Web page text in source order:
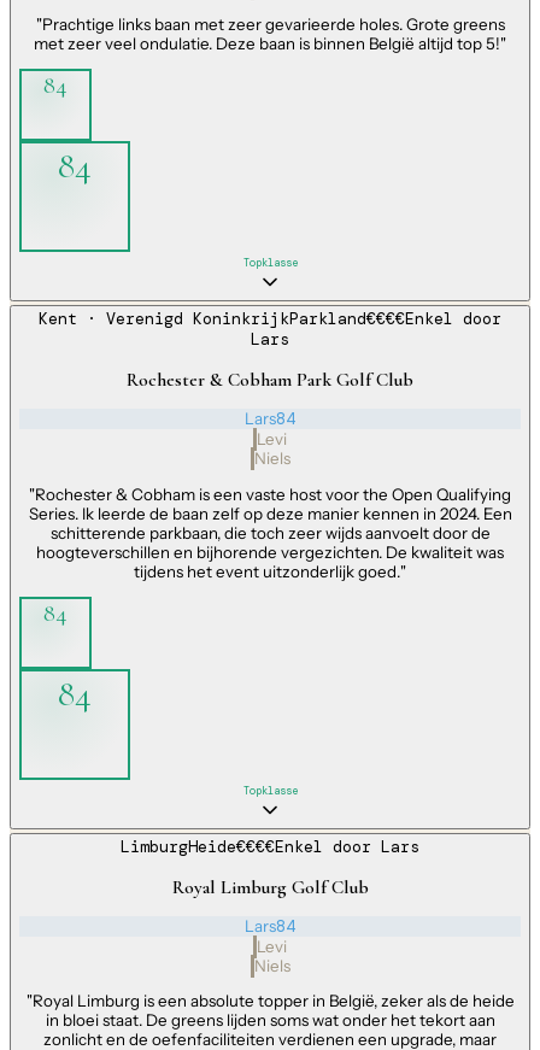
"Prachtige links baan met zeer gevarieerde holes. Grote greens
met zeer veel ondulatie. Deze baan is binnen België altijd top 5!"
84
84
Topklasse
Kent · Verenigd KoninkrijkParkland€€€€Enkel door
Lars
Rochester & Cobham Park Golf Club
Lars84
Levi
Niels
"Rochester & Cobham is een vaste host voor the Open Qualifying
Series. Ik leerde de baan zelf op deze manier kennen in 2024. Een
schitterende parkbaan, die toch zeer wijds aanvoelt door de
hoogteverschillen en bijhorende vergezichten. De kwaliteit was
tijdens het event uitzonderlijk goed."
84
84
Topklasse
LimburgHeide€€€€Enkel door Lars
Royal Limburg Golf Club
Lars84
Levi
Niels
"Royal Limburg is een absolute topper in België, zeker als de heide
in bloei staat. De greens lijden soms wat onder het tekort aan
zonlicht en de oefenfaciliteiten verdienen een upgrade, maar